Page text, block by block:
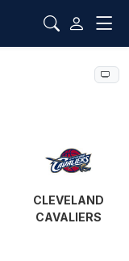
CLEVELAND
CAVALIERS